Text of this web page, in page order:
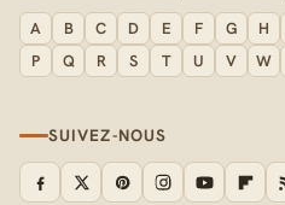
A B C D E F G H
P
Q R S T U V W
SUIVEZ-NOUS